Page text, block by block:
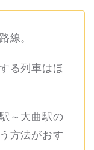
線。
る列車はほ
～大曲駅の
方法がおす